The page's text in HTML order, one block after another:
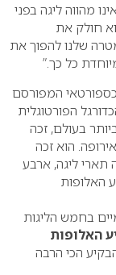
מהווה ליגה בפני
חולק את
שלנו להפוך את
כל כך.”
כספורטאי המפורסם
בנבחרת הכדורגל הפורטוגלית
בעולם, זכה
הוא זכה
תארי ליגה, ארבע
האלופות
בחמש הליגות
האלופות
הכי הרבה